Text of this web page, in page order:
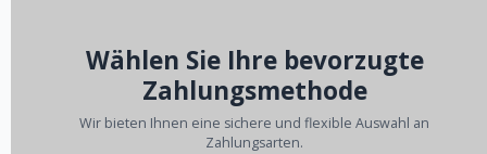
Wählen Sie Ihre bevorzugte
Zahlungsmethode
Wir bieten Ihnen eine sichere und flexible Auswahl an
Zahlungsarten.